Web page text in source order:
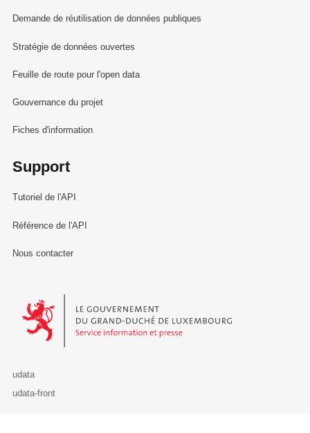
Demande de réutilisation de données publiques
Stratégie de données ouvertes
Feuille de route pour l'open data
Gouvernance du projet
Fiches d'information
Support
Tutoriel de l'API
Référence de l'API
Nous contacter
Le Gouvernement du Grand-Duché de Luxembourg - Service
udata
udata-front